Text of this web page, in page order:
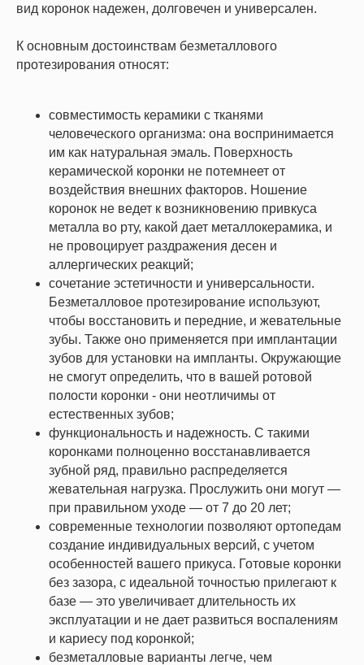
вид коронок надежен, долговечен и универсален.
К основным достоинствам безметаллового
протезирования относят:
совместимость керамики с тканями
человеческого организма: она воспринимается
им как натуральная эмаль. Поверхность
керамической коронки не потемнеет от
воздействия внешних факторов. Ношение
коронок не ведет к возникновению привкуса
металла во рту, какой дает металлокерамика, и
не провоцирует раздражения десен и
аллергических реакций;
сочетание эстетичности и универсальности.
Безметалловое протезирование используют,
чтобы восстановить и передние, и жевательные
зубы. Также оно применяется при имплантации
зубов для установки на импланты. Окружающие
не смогут определить, что в вашей ротовой
полости коронки - они неотличимы от
естественных зубов;
функциональность и надежность. С такими
коронками полноценно восстанавливается
зубной ряд, правильно распределяется
жевательная нагрузка. Прослужить они могут —
при правильном уходе — от 7 до 20 лет;
современные технологии позволяют ортопедам
создание индивидуальных версий, с учетом
особенностей вашего прикуса. Готовые коронки
без зазора, с идеальной точностью прилегают к
базе — это увеличивает длительность их
эксплуатации и не дает развиться воспалениям
и кариесу под коронкой;
безметалловые варианты легче, чем